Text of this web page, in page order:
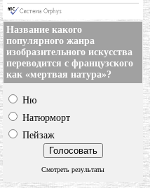
Название какого
популярного жанра
изобразительного искусства
переводится с французского
как «мертвая натура»?
Ню
Натюрморт
Пейзаж
Смотреть результаты